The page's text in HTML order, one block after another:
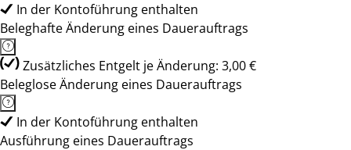
In der Kontoführung enthalten
Beleghafte Änderung eines Dauerauftrags
Zusätzliches Entgelt je Änderung: 3,00 €
Beleglose Änderung eines Dauerauftrags
In der Kontoführung enthalten
Ausführung eines Dauerauftrags